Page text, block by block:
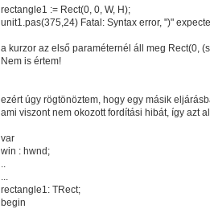
rectangle1 := Rect(0, 0, W, H);
unit1.pas(375,24) Fatal: Syntax error, ")"
a kurzor az első paraméternél áll meg Rect(0,
Nem is értem!
ezért úgy rögtönöztem, hogy egy másik
ami viszont nem okozott fordítási hibát, így azt
var
win : hwnd;
rectangle1: TRect;
begin